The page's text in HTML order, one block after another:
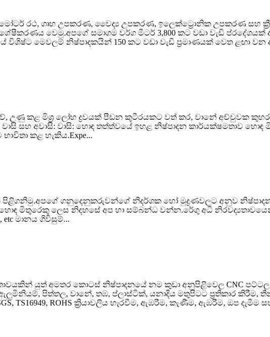
රථ, ගෘහ උපකරණ, වෛද්‍ය උපකරණ, ඉලෙක්ට්‍රොනික උපකරණ සහ
වෙමු.අපගේ සමාගම වර්ග මීටර් 3,800 කට වඩා වැඩි
මෙවලම් නිෂ්පාදකයින් 150 කට වඩා වැඩි ප්‍රමාණයක් වෙත ළඟා වන
උණු කළ මිශ්‍ර ලෝහ ද්‍රවයක් පීඩන කුටීරයකට වත් කර, වානේ අච්චුවක
සහ අවාසි: වාසි: හොඳ තත්ත්වයේ ඉහළ නිෂ්පාදන කාර්යක්ෂමතාව හොඳ
කළ හැකිය.Expe...
පිළිගනිමු.අපගේ ගනුදෙනුකරුවන්ගේ නිදර්ශක හෝ මුද්‍රණවලට අනුව
මිතුරෙකු ලෙස නිදහසේ අප හා සම්බන්ධ වන්න.රේගු අධි
මානය ගිවිසුම්...
යුත් අමතර කොටස් නිෂ්පාදනයේ නම කුඩා අනුපිළිවෙල CNC
පිත්තල, වානේ, තඹ, ප්ලාස්ටික්, යනාදිය මතුපිටට ප්‍රතිකාර
TS16949, ROHS ක්‍රියාවලිය හැරවීම, ඇඹරීම, කැණීම, ඇඹරීම, ඔප දැමීම